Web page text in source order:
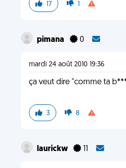
17 1
pimana 0
mardi 24 août 2010 19:36
ça veut dire "comme ta
3 8
laurickw 11